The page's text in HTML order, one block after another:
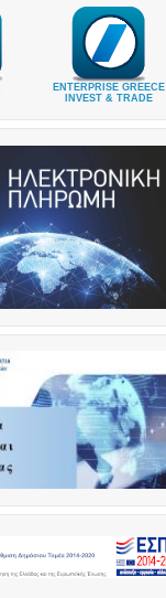
ENTERPRISE GREECE
INVEST & TRADE